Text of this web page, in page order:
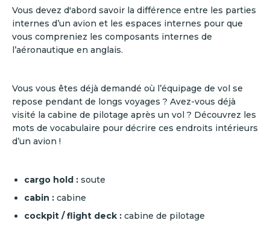
Vous devez d'abord savoir la différence entre les parties
internes d’un avion et les espaces internes pour que
vous compreniez les composants internes de
l’aéronautique en anglais.
Vous vous êtes déjà demandé où l’équipage de vol se
repose pendant de longs voyages ? Avez-vous déjà
visité la cabine de pilotage après un vol ? Découvrez les
mots de vocabulaire pour décrire ces endroits intérieurs
d’un avion !
cargo hold : soute
cabin : cabine
cockpit / flight deck : cabine de pilotage